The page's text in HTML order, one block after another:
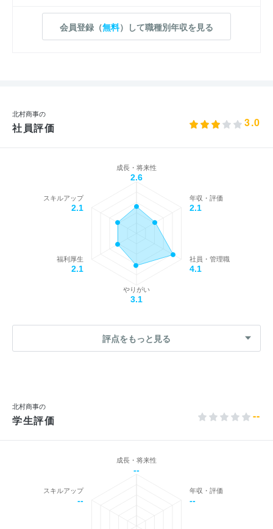
会員登録（無料）して職種別年収を見る
北村商事の
社員評価 3.0
成長・将来性
2.6
年収・評価
2.1
社員・管理職
4.1
やりがい
3.1
福利厚生
2.1
スキルアップ
2.1
評点をもっと見る
北村商事の
学生評価 --
成長・将来性
--
年収・評価
--
スキルアップ
--